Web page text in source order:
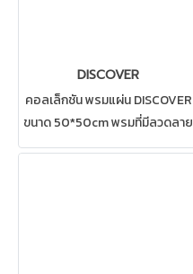
DISCOVER
คอลเล็กชัน พรมแผ่น DISCOVER
ขนาด 50*50cm พรมที่มีลวดลาย
สิ่อถึงการผสมผสาน